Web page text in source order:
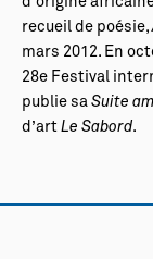
recueil de poésie,
mars 2012. En
28e Festival
publie sa Suite
d’art Le Sabord.